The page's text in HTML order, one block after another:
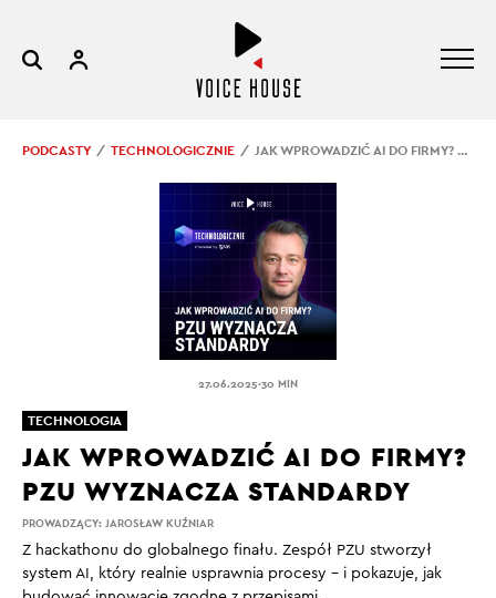
PODCASTY TECHNOLOGICZNIE JAK WPROWADZIĆ AI DO FIRMY? PZU WYZNACZA STANDARDY
27.06.2025.30 MIN
PROWADZĄCY: JAROSŁAW KUŹNIAR
JAK WPROWADZIĆ AI DO FIRMY?
PZU WYZNACZA STANDARDY
Z hackathonu do globalnego finału. Zespół PZU stworzył
system AI, który realnie usprawnia procesy – i pokazuje, jak
TECHNOLOGIA